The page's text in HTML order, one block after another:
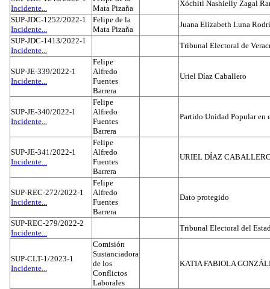
Incidente...
Mata Pizaña
Xóchitl Nashielly Zagal
SUP-JDC-1252/2022-1
Incidente...
Felipe de la
Mata Pizaña
Juana Elizabeth Luna
SUP-JDC-1413/2022-1
Incidente...
Tribunal Electoral de
SUP-JE-339/2022-1
Incidente...
Felipe
Alfredo
Fuentes
Barrera
Uriel Díaz Caballero
SUP-JE-340/2022-1
Incidente...
Felipe
Alfredo
Fuentes
Barrera
Partido Unidad Popular en
SUP-JE-341/2022-1
Incidente...
Felipe
Alfredo
Fuentes
Barrera
URIEL DÍAZ
SUP-REC-272/2022-1
Incidente...
Felipe
Alfredo
Fuentes
Barrera
Dato protegido
SUP-REC-279/2022-2
Incidente...
Tribunal Electoral del
SUP-CLT-1/2023-1
Incidente...
Comisión
Sustanciadora
de los
Conflictos
Laborales
KATIA FABIOLA